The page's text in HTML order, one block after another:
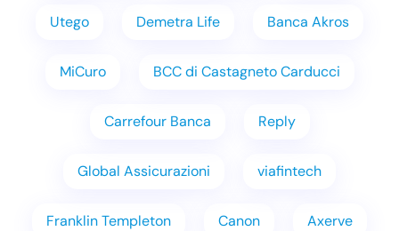
Utego Demetra Life Banca Akros
MiCuro BCC di Castagneto Carducci
Carrefour Banca Reply
Global Assicurazioni viafintech
Franklin Templeton Canon Axerve